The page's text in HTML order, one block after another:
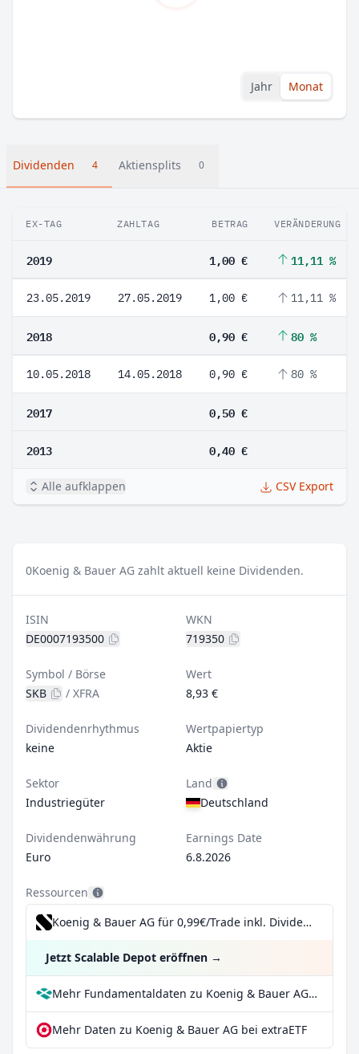
Jahr Monat
Dividenden 4 Aktiensplits 0
EX-TAG ZAHLTAG BETRAG VERÄNDERUNG
2019 1,00 € 11,11 %
23.05.2019 27.05.2019 1,00 € 11,11 %
2018 0,90 € 80 %
10.05.2018 14.05.2018 0,90 € 80 %
2017 0,50 €
2013 0,40 €
Alle aufklappen CSV Export
0Koenig & Bauer AG zahlt aktuell keine Dividenden.
ISIN
DE0007193500
WKN
719350
Symbol / Börse
SKB
/ XFRA
Wert
8,93 €
Dividendenrhythmus
keine
Wertpapiertyp
Aktie
Sektor
Industriegüter
Land
Deutschland
Dividendenwährung
Euro
Earnings Date
6.8.2026
Ressourcen
Koenig & Bauer AG für 0,99€/Trade inkl. Dividend Reinvestment Plan
Jetzt Scalable Depot eröffnen →
Mehr Fundamentaldaten zu Koenig & Bauer AG bei Parqet
Mehr Daten zu Koenig & Bauer AG bei extraETF